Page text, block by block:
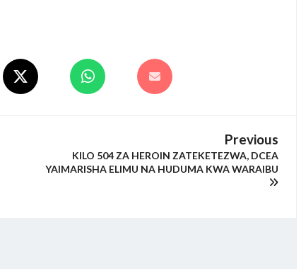
Previous
KILO 504 ZA HEROIN ZATEKETEZWA, DCEA
YAIMARISHA ELIMU NA HUDUMA KWA WARAIBU